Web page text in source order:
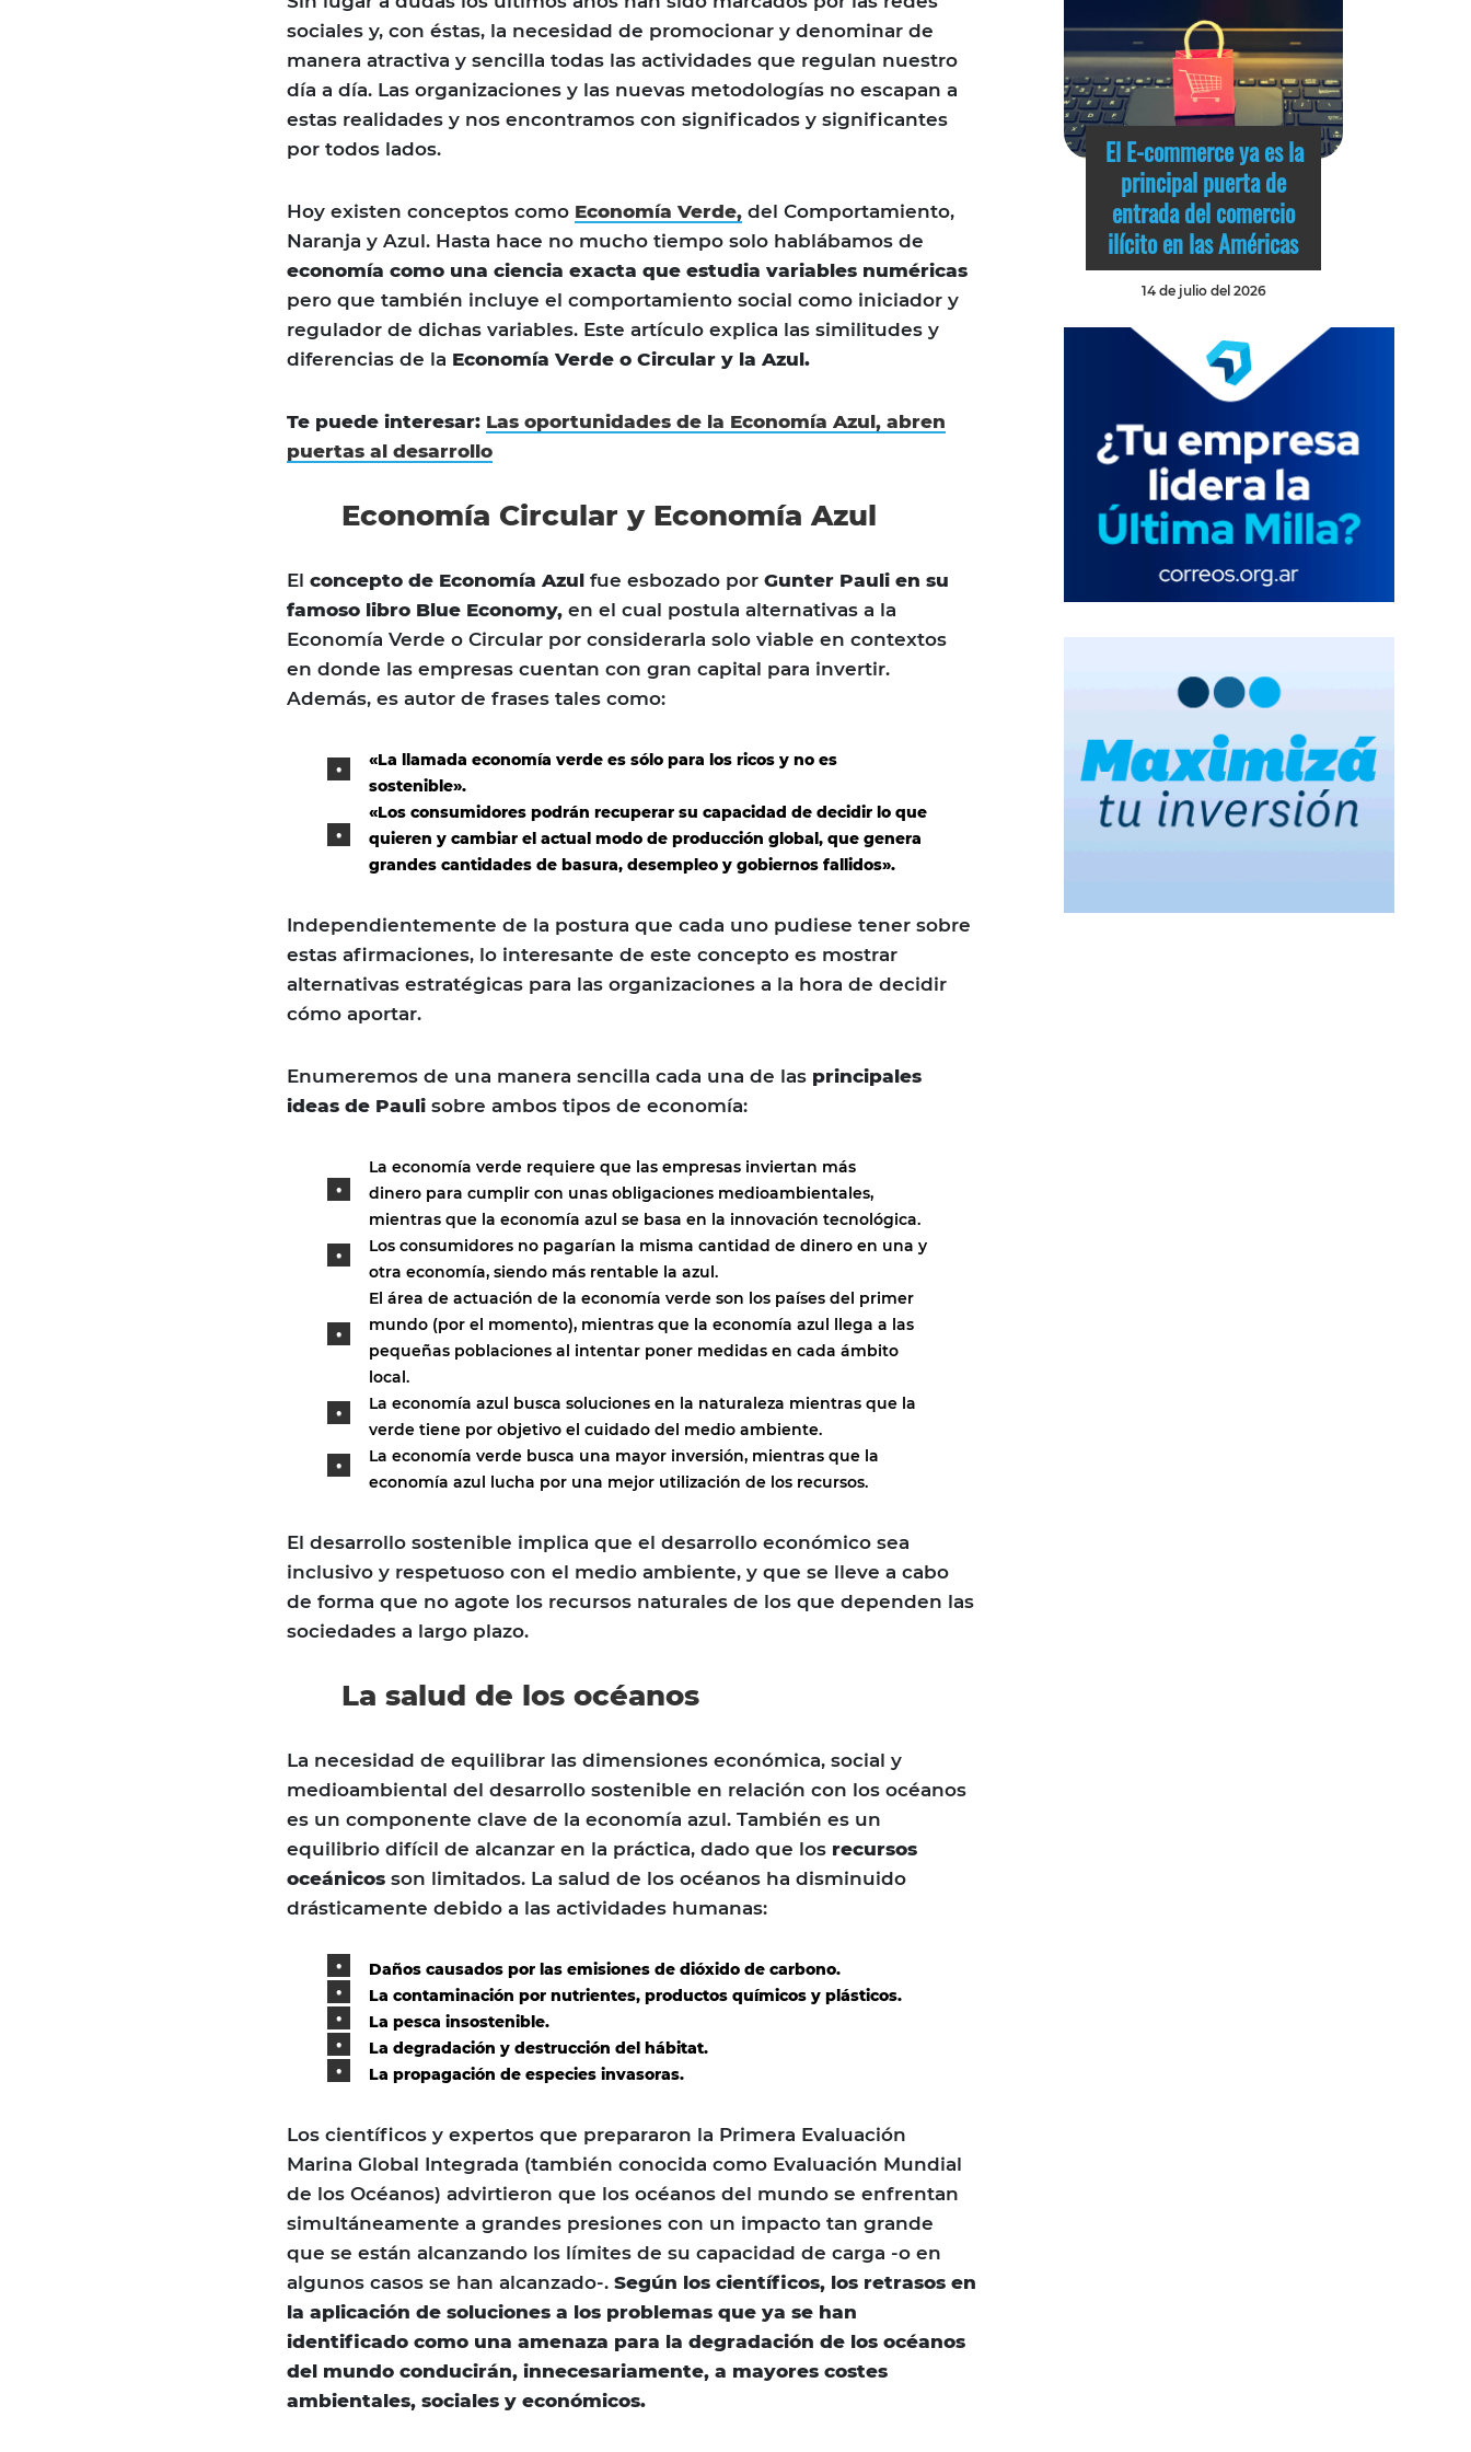
sociales y, con éstas, la necesidad de promocionar y denominar de
manera atractiva y sencilla todas las actividades que regulan nuestro
día a día. Las organizaciones y las nuevas metodologías no escapan a
estas realidades y nos encontramos con significados y significantes
por todos lados.
Hoy existen conceptos como Economía Verde, del Comportamiento,
Naranja y Azul. Hasta hace no mucho tiempo solo hablábamos de
economía como una ciencia exacta que estudia variables numéricas
pero que también incluye el comportamiento social como iniciador y
regulador de dichas variables. Este artículo explica las similitudes y
diferencias de la Economía Verde o Circular y la Azul.
Te puede interesar: Las oportunidades de la Economía Azul, abren
puertas al desarrollo
Economía Circular y Economía Azul
El concepto de Economía Azul fue esbozado por Gunter Pauli en su
famoso libro Blue Economy, en el cual postula alternativas a la
Economía Verde o Circular por considerarla solo viable en contextos
en donde las empresas cuentan con gran capital para invertir.
Además, es autor de frases tales como:
«La llamada economía verde es sólo para los ricos y no es
sostenible».
«Los consumidores podrán recuperar su capacidad de decidir lo que
quieren y cambiar el actual modo de producción global, que genera
grandes cantidades de basura, desempleo y gobiernos fallidos».
Independientemente de la postura que cada uno pudiese tener sobre
estas afirmaciones, lo interesante de este concepto es mostrar
alternativas estratégicas para las organizaciones a la hora de decidir
cómo aportar.
Enumeremos de una manera sencilla cada una de las principales
ideas de Pauli sobre ambos tipos de economía:
La economía verde requiere que las empresas inviertan más
dinero para cumplir con unas obligaciones medioambientales,
mientras que la economía azul se basa en la innovación tecnológica.
Los consumidores no pagarían la misma cantidad de dinero en una y
otra economía, siendo más rentable la azul.
El área de actuación de la economía verde son los países del primer
mundo (por el momento), mientras que la economía azul llega a las
pequeñas poblaciones al intentar poner medidas en cada ámbito
local.
La economía azul busca soluciones en la naturaleza mientras que la
verde tiene por objetivo el cuidado del medio ambiente.
La economía verde busca una mayor inversión, mientras que la
economía azul lucha por una mejor utilización de los recursos.
El desarrollo sostenible implica que el desarrollo económico sea
inclusivo y respetuoso con el medio ambiente, y que se lleve a cabo
de forma que no agote los recursos naturales de los que dependen las
sociedades a largo plazo.
La salud de los océanos
La necesidad de equilibrar las dimensiones económica, social y
medioambiental del desarrollo sostenible en relación con los océanos
es un componente clave de la economía azul. También es un
equilibrio difícil de alcanzar en la práctica, dado que los recursos
oceánicos son limitados. La salud de los océanos ha disminuido
drásticamente debido a las actividades humanas:
Daños causados por las emisiones de dióxido de carbono.
La contaminación por nutrientes, productos químicos y plásticos.
La pesca insostenible.
La degradación y destrucción del hábitat.
La propagación de especies invasoras.
Los científicos y expertos que prepararon la Primera Evaluación
Marina Global Integrada (también conocida como Evaluación Mundial
de los Océanos) advirtieron que los océanos del mundo se enfrentan
simultáneamente a grandes presiones con un impacto tan grande
que se están alcanzando los límites de su capacidad de carga -o en
algunos casos se han alcanzado-. Según los científicos, los retrasos en
la aplicación de soluciones a los problemas que ya se han
identificado como una amenaza para la degradación de los océanos
del mundo conducirán, innecesariamente, a mayores costes
ambientales, sociales y económicos.
El E-commerce ya es la
principal puerta de
entrada del comercio
ilícito en las Américas
14 de julio del 2026